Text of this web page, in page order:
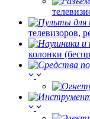
телевизоров,
колонки